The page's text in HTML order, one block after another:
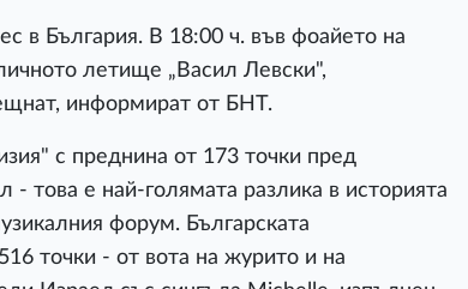
в България. В 18:00 ч. във фоайето на
летище „Васил Левски",
информират от БНТ.
с преднина от 173 точки пред
- това е най-голямата разлика в историята
форум. Българската
точки - от вота на журито и на